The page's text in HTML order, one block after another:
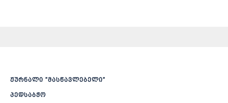
ჟურნალი ”მასწავლებელი”
პედსაბჭო